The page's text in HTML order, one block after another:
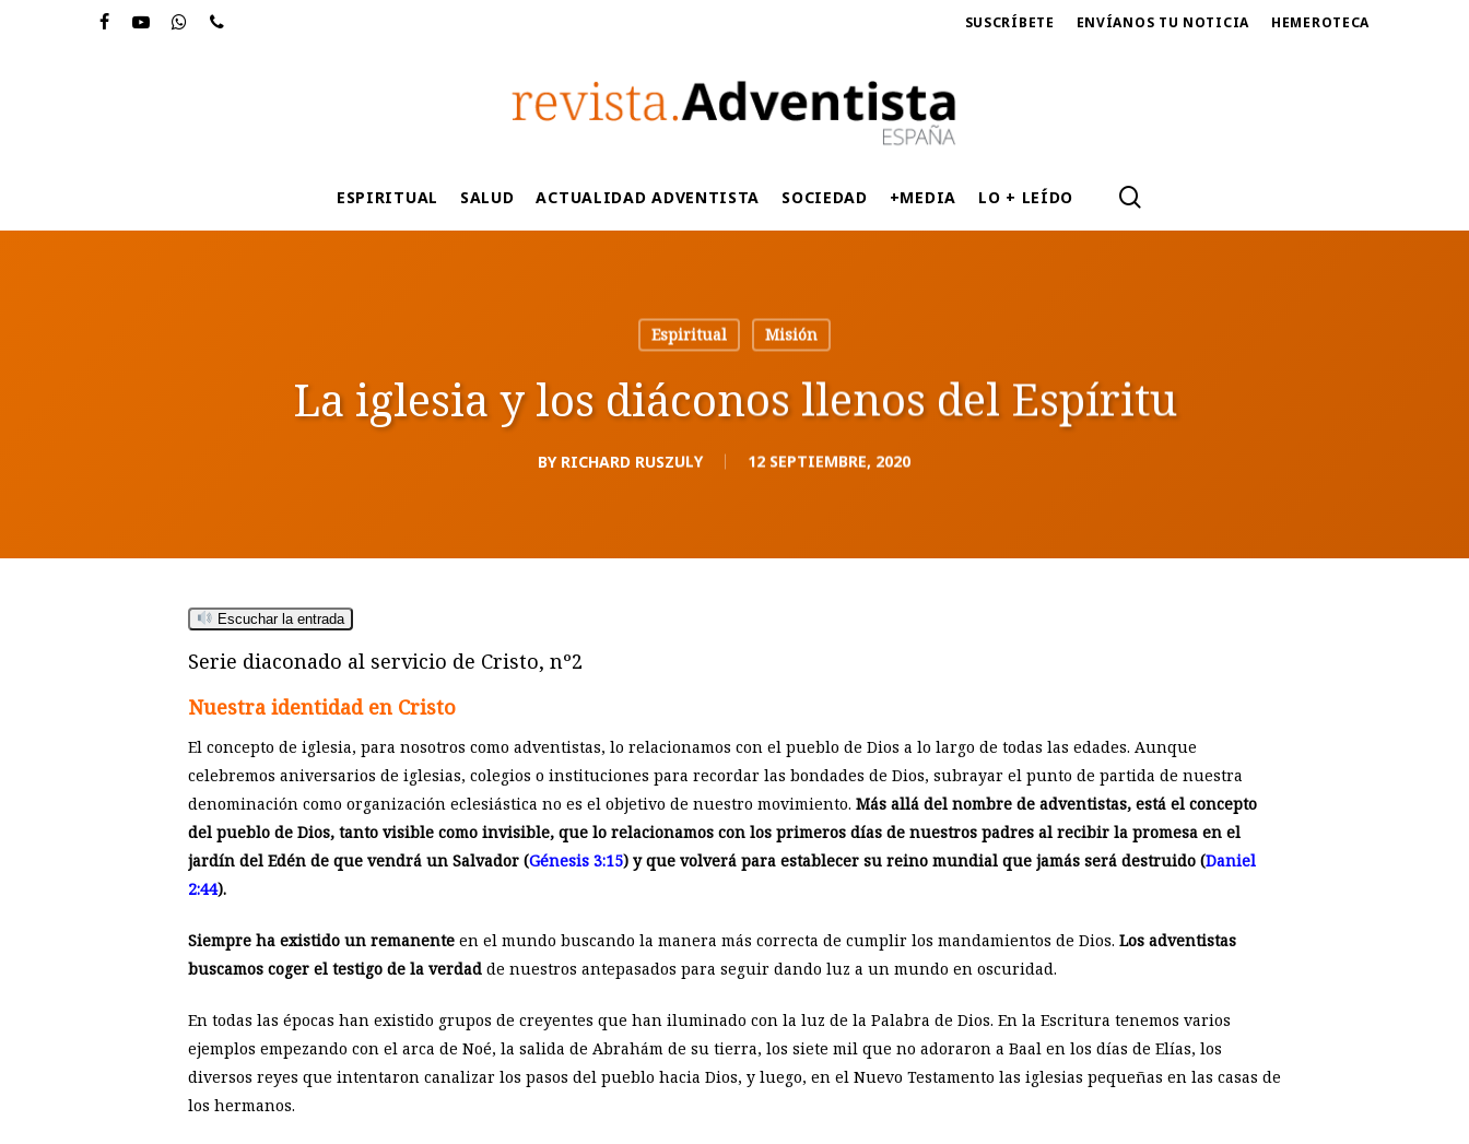
SUSCRÍBETE ENVÍANOS TU NOTICIA HEMEROTECA
Hit enter to search or ESC to close
ESPIRITUAL SALUD ACTUALIDAD ADVENTISTA SOCIEDAD +MEDIA LO + LEÍDO
Espiritual Misión
La iglesia y los diáconos llenos del Espíritu
BY RICHARD RUSZULY 12 SEPTIEMBRE, 2020
Escuchar la entrada
Serie diaconado al servicio de Cristo, nº2
Nuestra identidad en Cristo
El concepto de iglesia, para nosotros como adventistas, lo relacionamos con el pueblo de Dios a lo largo de todas las edades. Aunque
celebremos aniversarios de iglesias, colegios o instituciones para recordar las bondades de Dios, subrayar el punto de partida de nuestra
denominación como organización eclesiástica no es el objetivo de nuestro movimiento. Más allá del nombre de adventistas, está el concepto
del pueblo de Dios, tanto visible como invisible, que lo relacionamos con los primeros días de nuestros padres al recibir la promesa en el
jardín del Edén de que vendrá un Salvador (Génesis 3:15) y que volverá para establecer su reino mundial que jamás será destruido (Daniel
2:44).
Siempre ha existido un remanente en el mundo buscando la manera más correcta de cumplir los mandamientos de Dios. Los adventistas
buscamos coger el testigo de la verdad de nuestros antepasados para seguir dando luz a un mundo en oscuridad.
En todas las épocas han existido grupos de creyentes que han iluminado con la luz de la Palabra de Dios. En la Escritura tenemos varios
ejemplos empezando con el arca de Noé, la salida de Abrahám de su tierra, los siete mil que no adoraron a Baal en los días de Elías, los
diversos reyes que intentaron canalizar los pasos del pueblo hacia Dios, y luego, en el Nuevo Testamento las iglesias pequeñas en las casas de
los hermanos.